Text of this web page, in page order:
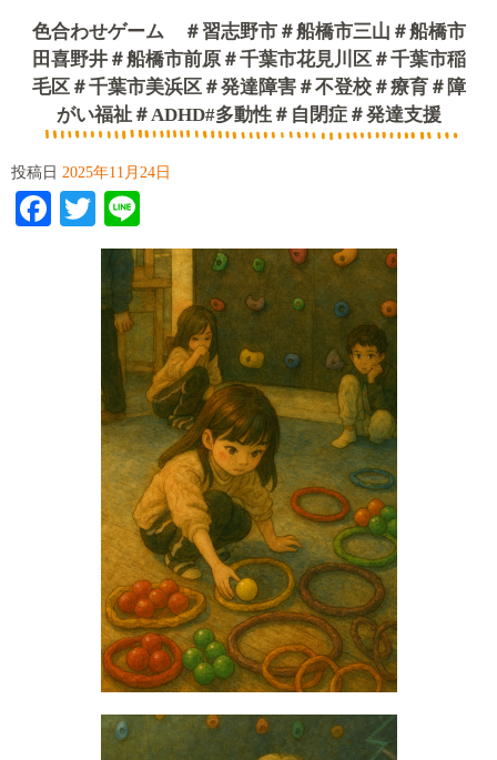
色合わせゲーム ＃習志野市＃船橋市三山＃船橋市
田喜野井＃船橋市前原＃千葉市花見川区＃千葉市稲
毛区＃千葉市美浜区＃発達障害＃不登校＃療育＃障
がい福祉＃ADHD#多動性＃自閉症＃発達支援
投稿日 2025年11月24日
Facebook
Twitter